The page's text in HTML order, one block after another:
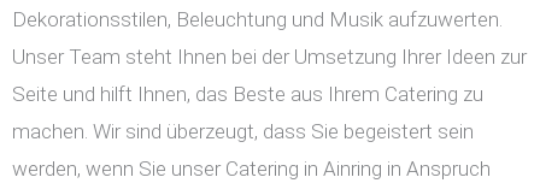
Dekorationsstilen, Beleuchtung und Musik aufzuwerten.
Unser Team steht Ihnen bei der Umsetzung Ihrer Ideen zur
Seite und hilft Ihnen, das Beste aus Ihrem Catering zu
machen. Wir sind überzeugt, dass Sie begeistert sein
werden, wenn Sie unser Catering in Ainring in Anspruch